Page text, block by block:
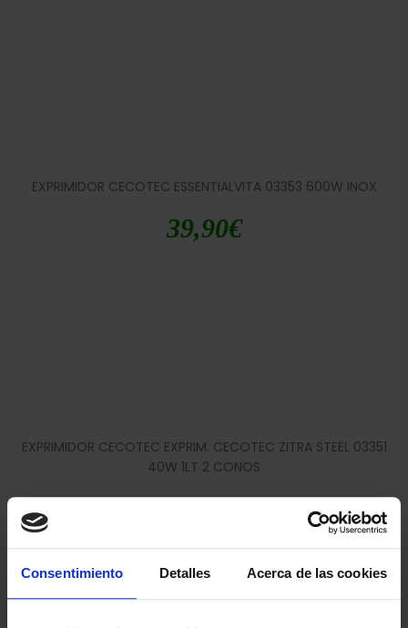
Consentimiento Detalles Acerca de las cookies
EXPRIMIDOR CECOTEC ESSENTIALVITA 03353 600W INOX
39,90€
EXPRIMIDOR CECOTEC EXPRIM. CECOTEC ZITRA STEEL 03351
40W 1LT 2 CONOS
26,90€